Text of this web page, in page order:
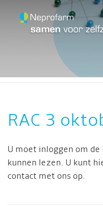
RAC 3
U moet inloggen om de
kunnen lezen. U kunt
contact met ons op.